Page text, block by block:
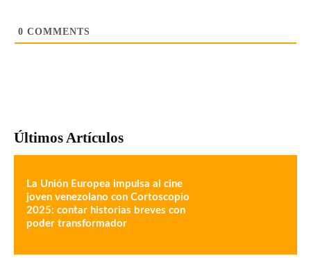
0 COMMENTS
Últimos Artículos
La Unión Europea impulsa al cine
joven venezolano con Cortoscopio
2025: contar historias breves con
poder transformador